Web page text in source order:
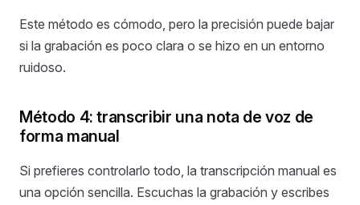
Este método es cómodo, pero la precisión puede bajar
si la grabación es poco clara o se hizo en un entorno
ruidoso.
Método 4: transcribir una nota de voz de
forma manual
Si prefieres controlarlo todo, la transcripción manual es
una opción sencilla. Escuchas la grabación y escribes